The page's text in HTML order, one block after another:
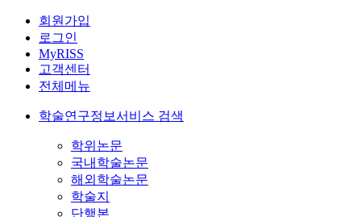
회원가입
로그인
MyRISS
고객센터
전체메뉴
학술연구정보서비스 검색
학위논문
국내학술논문
해외학술논문
학술지
단행본